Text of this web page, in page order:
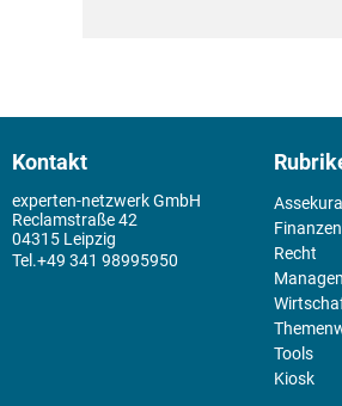
Kontakt
experten-netzwerk GmbH
Reclamstraße 42
04315 Leipzig
+49 341 98995950
Finanzen
Recht
Tools
Kiosk